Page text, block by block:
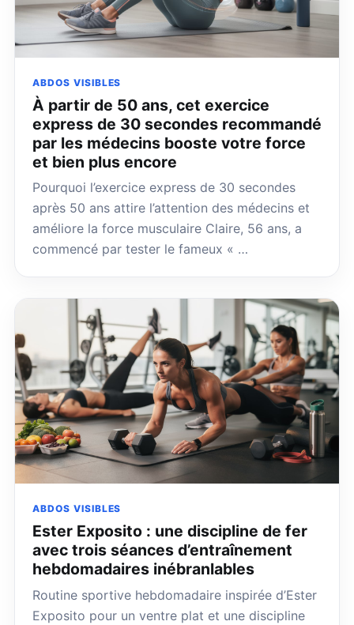
ABDOS VISIBLES
À partir de 50 ans, cet exercice
express de 30 secondes recommandé
par les médecins booste votre force
et bien plus encore
Pourquoi l’exercice express de 30 secondes
après 50 ans attire l’attention des médecins et
améliore la force musculaire Claire, 56 ans, a
commencé par tester le fameux « …
ABDOS VISIBLES
Ester Exposito : une discipline de fer
avec trois séances d’entraînement
hebdomadaires inébranlables
Routine sportive hebdomadaire inspirée d’Ester
Exposito pour un ventre plat et une discipline